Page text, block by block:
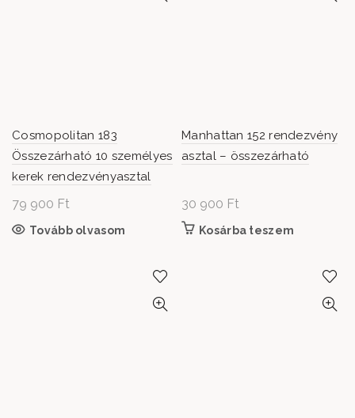
Cosmopolitan 183
Összezárható 10 személyes
kerek rendezvényasztal
79 900 Ft
Tovább olvasom
Manhattan 152 rendezvény
asztal – összezárható
30 900 Ft
Kosárba teszem